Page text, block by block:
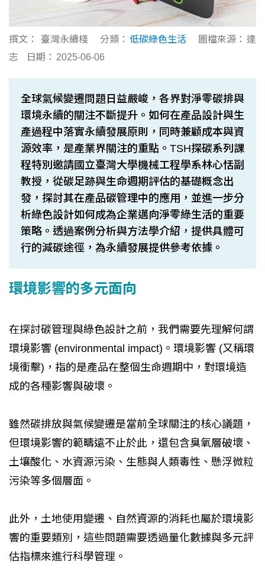
撰文： 臺灣永續棧 分類： 低碳綠色生活 圖檔來源： 達
志
日期： 2025-06-06
全球氣候變遷問題日益嚴峻，各界對淨零碳排與
環境永續的關注不斷提升。如何在產品設計與生
產過程中落實永續發展原則，同時兼顧成本與資
源效率，是產業界關注的重點。TSH探碳系列課
程特別邀請國立臺灣大學機械工程學系林心恬副
教授，從碳足跡與生命週期評估的基礎概念出
發，探討其在產品碳管理中的應用，並進一步分
析綠色設計如何成為企業邁向淨零綠生活的重要
策略。透過案例分析與方法學介紹，提供具體可
行的減碳途徑，為永續發展提供參考依據。
環境影響的多元面向
在探討碳管理與綠色設計之前，我們需要先理解何謂
環境影響 (environmental impact)。環境影響 (又稱環
境衝擊)，指的是產品在整個生命週期中，對環境造
成的各種影響與破壞。
雖然碳排放與氣候變遷是當前全球關注的核心議題，
但環境影響的範疇遠不止於此，還包含臭氧層破壞、
土壤酸化、水資源污染、生態與人類毒性、懸浮微粒
污染等多個層面。
此外，土地使用變遷、自然資源的消耗也屬於環境影
響的重要類別，這些問題需要透過量化數據與多元評
估指標來進行科學管理。